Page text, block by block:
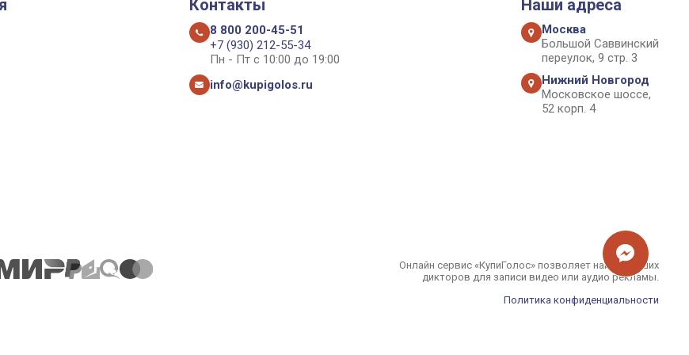
Контакты
8 800 200-45-51
+7 (930) 212-55-34
Пн - Пт с 10:00 до 19:00
info@kupigolos.ru
Наши адреса
Москва
Большой Саввинский
переулок, 9 стр. 3
Нижний Новгород
Московское шоссе,
52 корп. 4
Онлайн сервис «КупиГолос» позволяет найти лучших
дикторов для записи видео или аудио рекламы.
Политика конфиденциальности